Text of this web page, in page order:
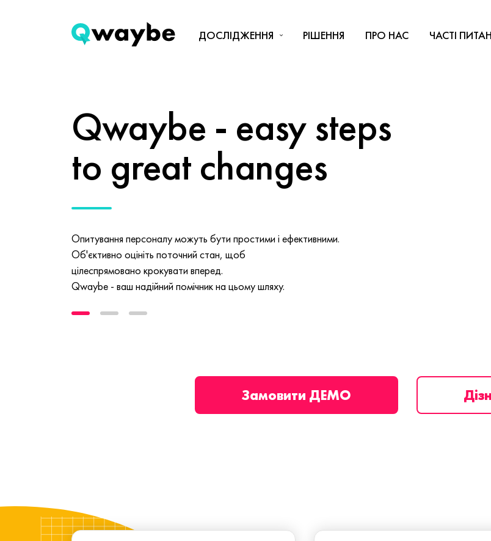
ДОСЛІДЖЕННЯ РІШЕННЯ ПРО НАС ЧАСТІ
Qwaybe - easy steps
to great changes
Опитування персоналу можуть бути простими і ефективними.
Об'єктивно оцініть поточний стан, щоб
цілеспрямовано крокувати вперед.
Qwaybe - ваш надійний помічник на цьому шляху.
Замовити ДЕМО